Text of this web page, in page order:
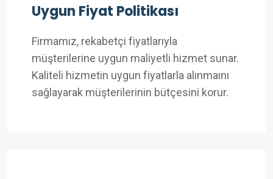
Uygun Fiyat Politikası
Firmamız, rekabetçi fiyatlarıyla
müşterilerine uygun maliyetli hizmet sunar.
Kaliteli hizmetin uygun fiyatlarla alınmaını
sağlayarak müşterilerinin bütçesini korur.